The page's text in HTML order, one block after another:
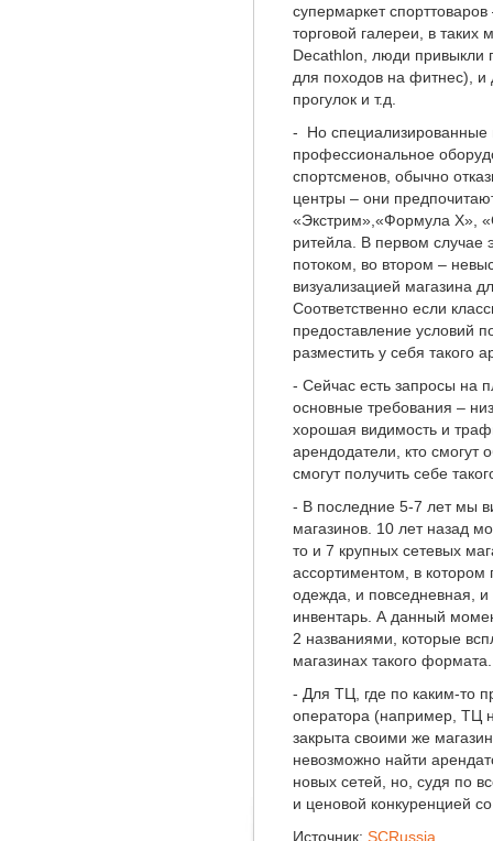
супермаркет
торговой галереи, в таких
Decathlon, люди привыкли
для походов на фитнес), и
прогулок и т.д.
- Но cпециализированные
профессиональное
спортсменов, обычно
центры – они
«Экстрим»,«Формула Х»,
ритейла. В первом
потоком, во втором –
визуализацией магазина
Соответственно если
предоставление условий
разместить у себя такого
- Сейчас есть запросы на
основные требования –
хорошая видимость и
арендодатели, кто смогут
смогут получить себе
- В последние 5-7 лет мы
магазинов. 10 лет назад
то и 7 крупных сетевых
ассортиментом, в котором
одежда, и повседневная,
инвентарь. А данный
2 названиями, которые
магазинах такого формата.
- Для ТЦ, где по каким-то
оператора (например, ТЦ
закрыта своими же
невозможно найти
новых сетей, но, судя по
и ценовой конкуренцией
Источник: SCRussia